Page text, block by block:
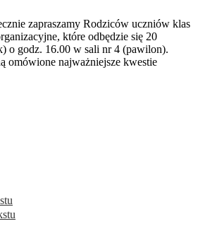
zapraszamy Rodziców uczniów klas
które odbędzie się 20
o godz. 16.00 w sali nr 4 (pawilon).
omówione najważniejsze kwestie